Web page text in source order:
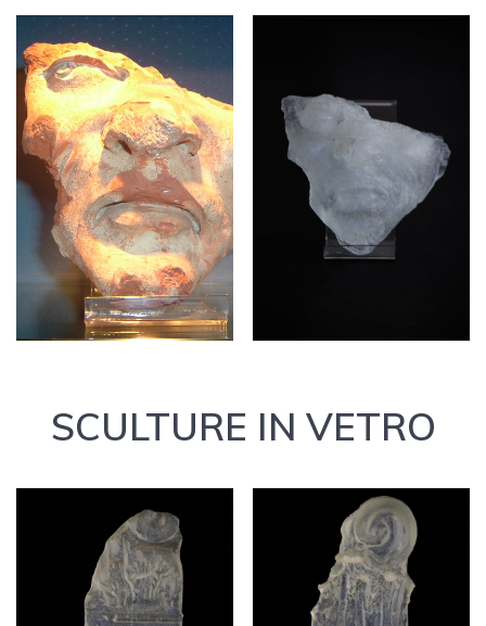
SCULTURE IN VETRO